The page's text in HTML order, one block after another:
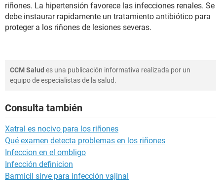
riñones. La hipertensión favorece las infecciones renales. Se
debe instaurar rapidamente un tratamiento antibiótico para
proteger a los riñones de lesiones severas.
CCM Salud es una publicación informativa realizada por un
equipo de especialistas de la salud.
Consulta también
Xatral es nocivo para los riñones
Qué examen detecta problemas en los riñones
Infeccion en el ombligo
Infección definicion
Barmicil sirve para infección vajinal